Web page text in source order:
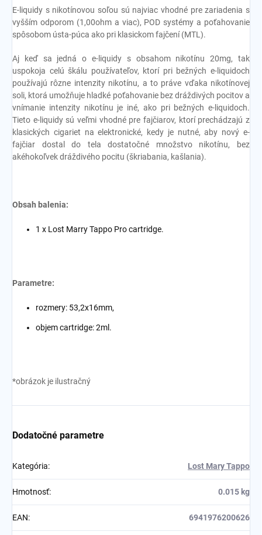
E-liquidy s nikotínovou soľou sú najviac vhodné pre zariadenia s
vyšším odporom (1,00ohm a viac), POD systémy a poťahovanie
spôsobom ústa-púca ako pri klasickom fajčení (MTL).
Aj keď sa jedná o e-liquidy s obsahom nikotínu 20mg, tak
uspokoja celú škálu používateľov, ktorí pri bežných e-liquidoch
používajú rôzne intenzity nikotínu, a to práve vďaka nikotínovej
soli, ktorá umožňuje hladké poťahovanie bez dráždivých pocitov a
vnímanie intenzity nikotínu je iné, ako pri bežných e-liquidoch.
Tieto e-liquidy sú veľmi vhodné pre fajčiarov, ktorí prechádzajú z
klasických cigariet na elektronické, kedy je nutné, aby nový e-
fajčiar dostal do tela dostatočné množstvo nikotínu, bez
akéhokoľvek dráždivého pocitu (škriabania, kašlania).
Obsah balenia:
1 x Lost Marry Tappo Pro cartridge.
Parametre:
rozmery: 53,2x16mm,
objem cartridge: 2ml .
*obrázok je ilustračný
Dodatočné parametre
Kategória: Lost Mary Tappo
Hmotnosť: 0.015 kg
EAN: 6941976200626